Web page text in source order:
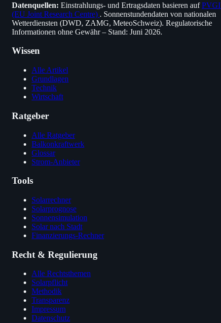
Datenquellen: Einstrahlungs- und Ertragsdaten basieren auf
(EU Joint Research Centre) . Sonnenstundendaten von nationalen
Wetterdiensten (DWD, ZAMG, MeteoSchweiz). Regulatorische
Informationen ohne Gewähr – Stand: Juni 2026.
Wissen
Alle Artikel
Grundlagen
Technik
Wirtschaft
Ratgeber
Alle Ratgeber
Balkonkraftwerk
Glossar
Strom-Anbieter
Tools
Solarrechner
Solarprognose
Sonnensimulation
Solar nach Stadt
Finanzierungs-Rechner
Recht & Regulierung
Alle Rechtsthemen
Solarpflicht
Methodik
Transparenz
Impressum
Datenschutz